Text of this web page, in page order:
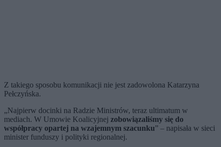
Z takiego sposobu komunikacji nie jest zadowolona Katarzyna
Pełczyńska.
„Najpierw docinki na Radzie Ministrów, teraz ultimatum w
mediach. W Umowie Koalicyjnej zobowiązaliśmy się do
współpracy opartej na wzajemnym szacunku” – napisała w sieci
minister funduszy i polityki regionalnej.